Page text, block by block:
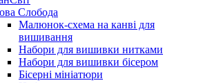
Слобода
Малюнок-схема на канві для
вишивання
Набори для вишивки нитками
Набори для вишивки бісером
Бісерні мініатюри